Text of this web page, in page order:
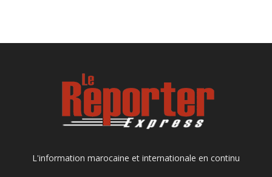
L'information marocaine et internationale en continu